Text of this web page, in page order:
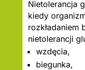
Nietolerancja
kiedy
rozkładaniem
nietolerancji
wzdęcia,
biegunka,